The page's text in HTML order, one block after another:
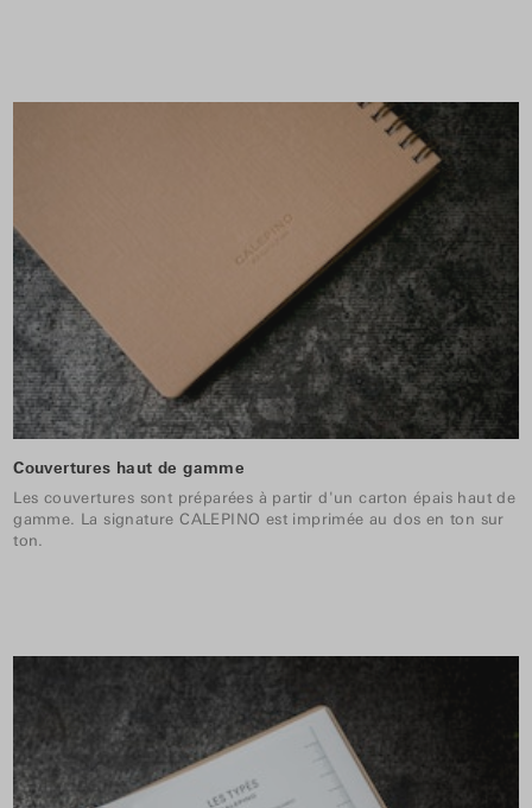
Couvertures haut de gamme
Les couvertures sont préparées à partir d'un carton épais haut de
gamme. La signature CALEPINO est imprimée au dos en ton sur
ton.